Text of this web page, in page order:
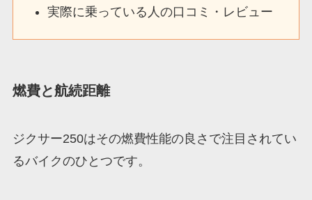
実際に乗っている人の口コミ・レビュー
燃費と航続距離
ジクサー250はその燃費性能の良さで注目されてい
るバイクのひとつです。